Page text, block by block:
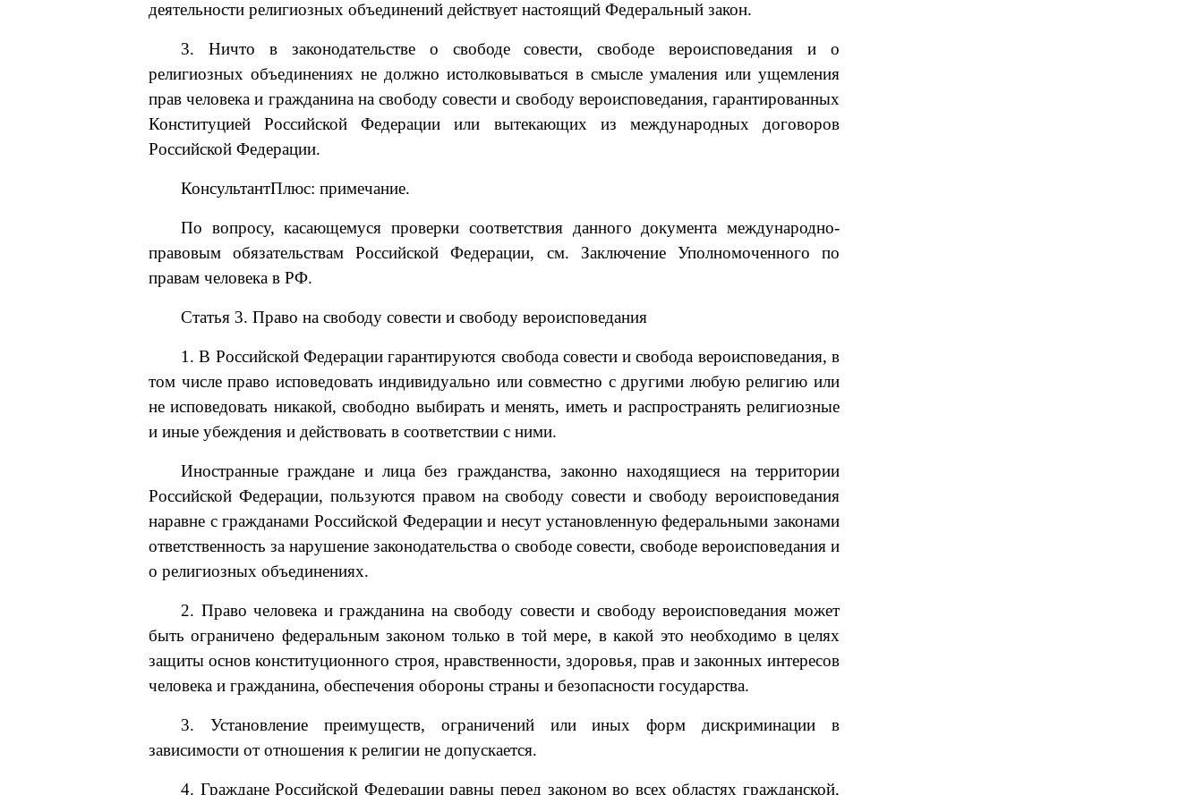
деятельности религиозных объединений действует настоящий Федеральный закон.
3. Ничто в законодательстве о свободе совести, свободе вероисповедания и о
религиозных объединениях не должно истолковываться в смысле умаления или ущемления
прав человека и гражданина на свободу совести и свободу вероисповедания, гарантированных
Конституцией Российской Федерации или вытекающих из международных договоров
Российской Федерации.
КонсультантПлюс: примечание.
По вопросу, касающемуся проверки соответствия данного документа международно-
правовым обязательствам Российской Федерации, см. Заключение Уполномоченного по
правам человека в РФ.
Статья 3. Право на свободу совести и свободу вероисповедания
1. В Российской Федерации гарантируются свобода совести и свобода вероисповедания, в
том числе право исповедовать индивидуально или совместно с другими любую религию или
не исповедовать никакой, свободно выбирать и менять, иметь и распространять религиозные
и иные убеждения и действовать в соответствии с ними.
Иностранные граждане и лица без гражданства, законно находящиеся на территории
Российской Федерации, пользуются правом на свободу совести и свободу вероисповедания
наравне с гражданами Российской Федерации и несут установленную федеральными законами
ответственность за нарушение законодательства о свободе совести, свободе вероисповедания и
о религиозных объединениях.
2. Право человека и гражданина на свободу совести и свободу вероисповедания может
быть ограничено федеральным законом только в той мере, в какой это необходимо в целях
защиты основ конституционного строя, нравственности, здоровья, прав и законных интересов
человека и гражданина, обеспечения обороны страны и безопасности государства.
3. Установление преимуществ, ограничений или иных форм дискриминации в
зависимости от отношения к религии не допускается.
4. Граждане Российской Федерации равны перед законом во всех областях гражданской,